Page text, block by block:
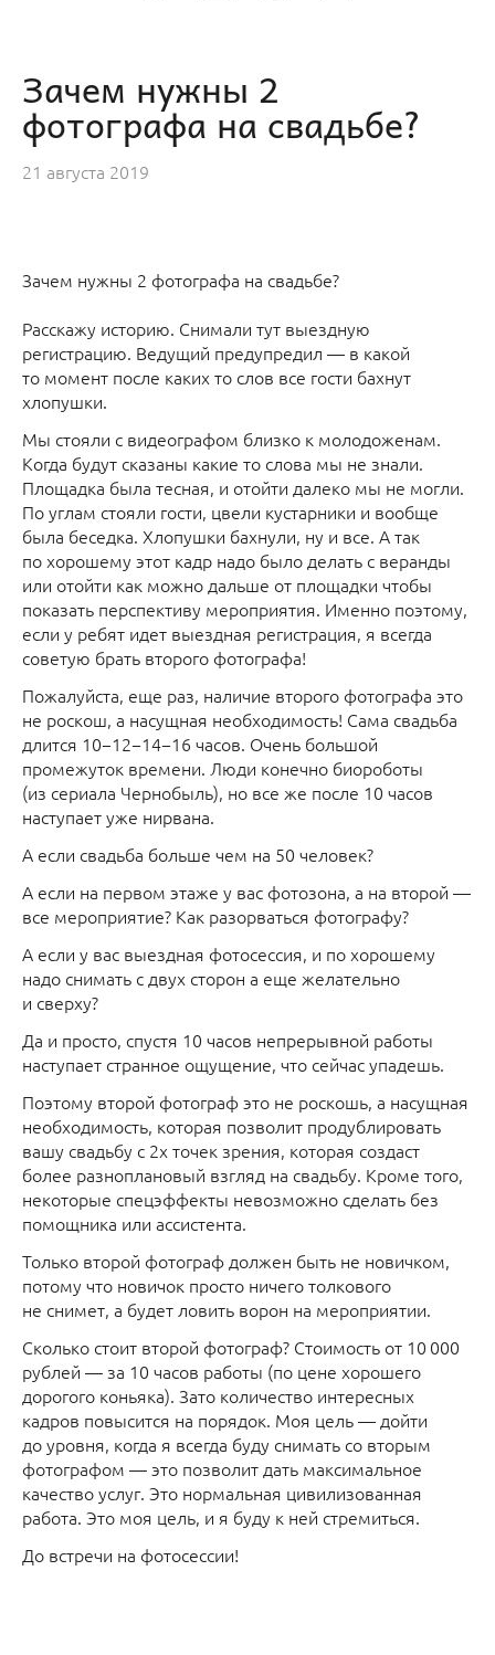
Зачем нужны 2
фотографа на свадьбе?
21 августа 2019
Зачем нужны 2 фотографа на свадьбе?
Расскажу историю. Снимали тут выездную
регистрацию. Ведущий предупредил — в какой
то момент после каких то слов все гости бахнут
хлопушки.
Мы стояли с видеографом близко к молодоженам.
Когда будут сказаны какие то слова мы не знали.
Площадка была тесная, и отойти далеко мы не могли.
По углам стояли гости, цвели кустарники и вообще
была беседка. Хлопушки бахнули, ну и все. А так
по хорошему этот кадр надо было делать с веранды
или отойти как можно дальше от площадки чтобы
показать перспективу мероприятия. Именно поэтому,
если у ребят идет выездная регистрация, я всегда
советую брать второго фотографа!
Пожалуйста, еще раз, наличие второго фотографа это
не роскош, а насущная необходимость! Сама свадьба
длится 10−12−14−16 часов. Очень большой
промежуток времени. Люди конечно биороботы
(из сериала Чернобыль), но все же после 10 часов
наступает уже нирвана.
А если свадьба больше чем на 50 человек?
А если на первом этаже у вас фотозона, а на второй —
все мероприятие? Как разорваться фотографу?
А если у вас выездная фотосессия, и по хорошему
надо снимать с двух сторон а еще желательно
и сверху?
Да и просто, спустя 10 часов непрерывной работы
наступает странное ощущение, что сейчас упадешь.
Поэтому второй фотограф это не роскошь, а насущная
необходимость, которая позволит продублировать
вашу свадьбу с 2х точек зрения, которая создаст
более разноплановый взгляд на свадьбу. Кроме того,
некоторые спецэффекты невозможно сделать без
помощника или ассистента.
Только второй фотограф должен быть не новичком,
потому что новичок просто ничего толкового
не снимет, а будет ловить ворон на мероприятии.
Сколько стоит второй фотограф? Стоимость от 10 000
рублей — за 10 часов работы (по цене хорошего
дорогого коньяка). Зато количество интересных
кадров повысится на порядок. Моя цель — дойти
до уровня, когда я всегда буду снимать со вторым
фотографом — это позволит дать максимальное
качество услуг. Это нормальная цивилизованная
работа. Это моя цель, и я буду к ней стремиться.
До встречи на фотосессии!